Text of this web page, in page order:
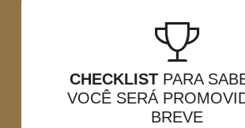
CHECKLISTPARA
VOCÊ SERÁ
BREVE